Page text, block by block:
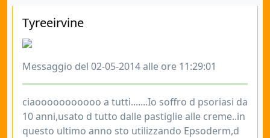
Tyreeirvine
Messaggio del 02-05-2014 alle ore 11:29:01
ciaooooooooooo a tutti.......Io soffro d psoriasi da
10 anni,usato d tutto dalle pastiglie alle creme..in
questo ultimo anno sto utilizzando Epsoderm,d